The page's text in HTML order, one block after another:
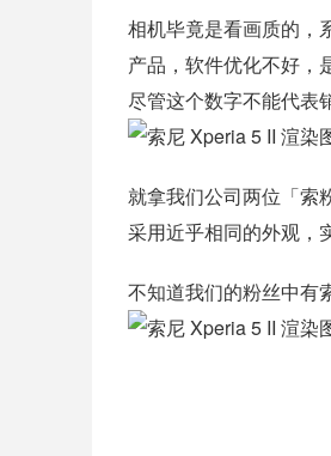
相机毕竟是看画质的，
产品，软件优化不好，
尽管这个数字不能代表
就拿我们公司两位「索
采用近乎相同的外观，
不知道我们的粉丝中有